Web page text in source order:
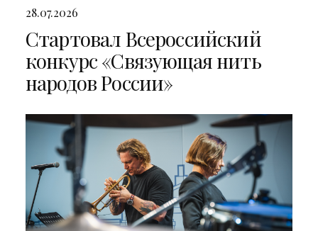
28.07.2026
Стартовал Всероссийский
конкурс «Связующая нить
народов России»